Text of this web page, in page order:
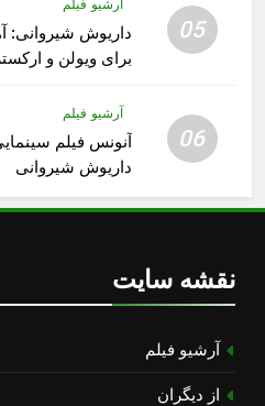
05
آرشیو فیلم
داریوش شیروانی:
برای ویولن و
06
آرشیو فیلم
آنونس فیلم
داریوش شیروانی
نقشه سایت
آرشیو فیلم
از دیگران